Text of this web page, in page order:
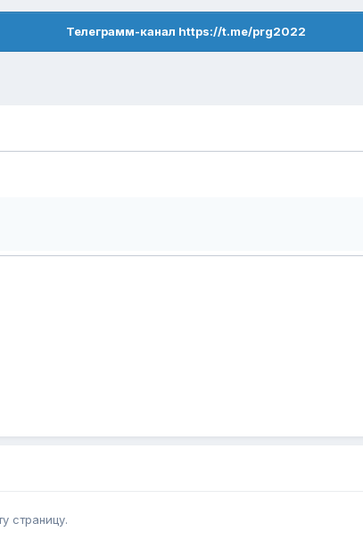
Телеграмм-канал https://t.me/prg2022
страницу.